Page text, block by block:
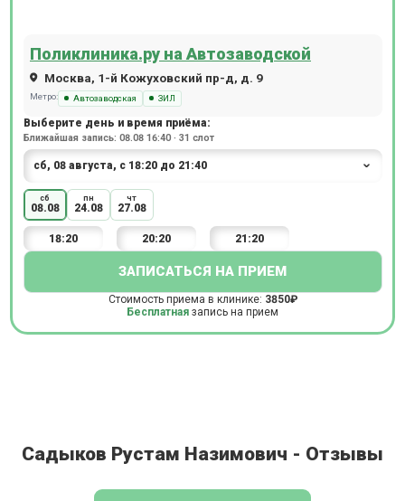
Поликлиника.ру на Автозаводской
Москва, 1-й Кожуховский пр-д, д. 9
Метро: Автозаводская ЗИЛ
Выберите день и время приёма:
Ближайшая запись: 08.08 16:40 · 31 слот
сб
08.08
пн
24.08
чт
27.08
18:20 20:20 21:20
ЗАПИСАТЬСЯ НА ПРИЕМ
Стоимость приема в клинике: 3850₽
Бесплатная запись на прием
Садыков Рустам Назимович - Отзывы